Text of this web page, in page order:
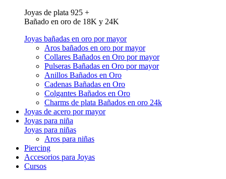
Joyas de plata 925 +
Bañado en oro de 18K y 24K
Joyas bañadas en oro por mayor
Aros bañados en oro por mayor
Collares Bañados en Oro por mayor
Pulseras Bañadas en Oro por mayor
Anillos Bañados en Oro
Cadenas Bañadas en Oro
Colgantes Bañados en Oro
Charms de plata Bañados en oro 24k
Joyas de acero por mayor
Joyas para niña
Joyas para niñas
Aros para niñas
Piercing
Accesorios para Joyas
Cursos